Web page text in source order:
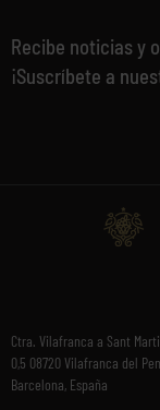
Recibe noticias y
¡Suscríbete a
Ctra. Vilafranca a Sant
0,5 08720 Vilafranca del
Barcelona, España